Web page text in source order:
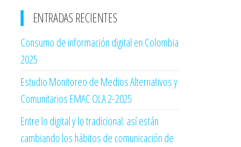
ENTRADAS RECIENTES
Consumo de información digital en Colombia
2025
Estudio Monitoreo de Medios Alternativos y
Comunitarios EMAC OLA 2-2025
Entre lo digital y lo tradicional: así están
cambiando los hábitos de comunicación de